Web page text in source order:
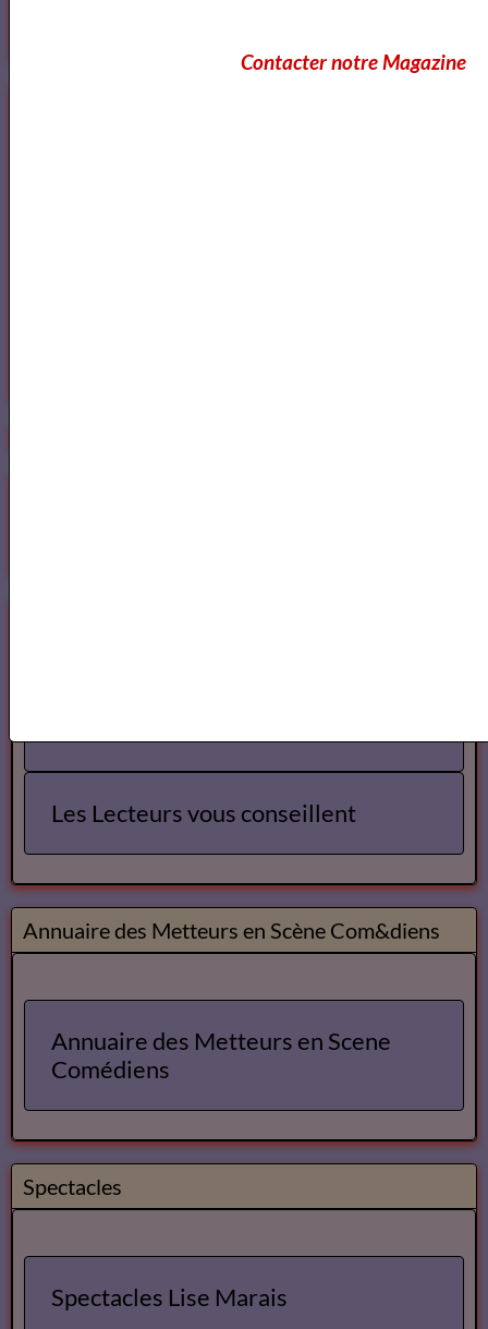
Les Lecteurs vous conseillent
Annuaire des Metteurs en Scène Com&diens
Annuaire des Metteurs en Scene
Comédiens
Spectacles
Spectacles Lise Marais
Contacter notre Magazine